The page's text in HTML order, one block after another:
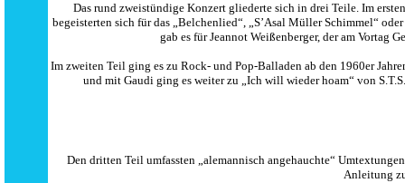
Das rund zweistündige Konzert gliederte sich in drei Teile. Im
begeisterten sich für das „Belchenlied“, „S’Asal Müller Schimmel“
gab es für Jeannot Weißenberger, der am Vortag
Im zweiten Teil ging es zu Rock- und Pop-Balladen ab den 1960er
und mit Gaudi ging es weiter zu „Ich will wieder hoam“ von
Den dritten Teil umfassten „alemannisch angehauchte“
Anleitung